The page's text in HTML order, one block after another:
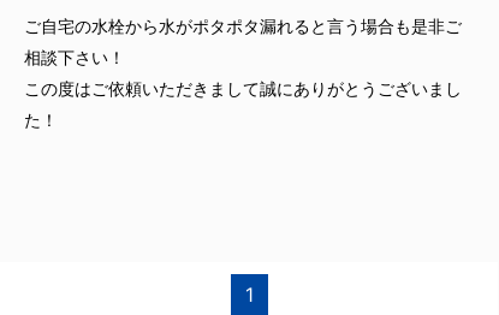
ご自宅の水栓から水がポタポタ漏れると言う場合も是非ご
相談下さい！
この度はご依頼いただきまして誠にありがとうございまし
た！
1